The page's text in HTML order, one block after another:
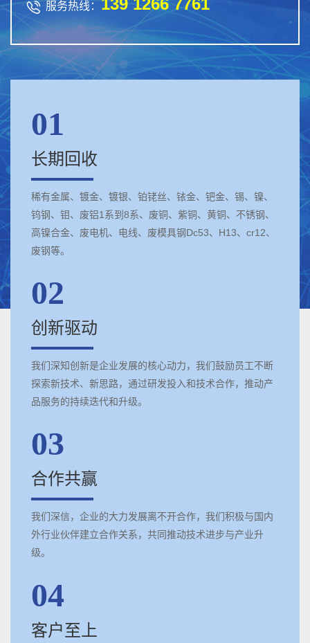
 服务热线：
01
长期回收
稀有金属、镀金、镀银、铂铑丝、铱金、钯金、锡、镍、
钨钢、钼、废铝1系到8系、废铜、紫铜、黄铜、不锈钢、
高镍合金、废电机、电线、废模具钢Dc53、H13、cr12、
废钢等。
02
创新驱动
我们深知创新是企业发展的核心动力，我们鼓励员工不断
探索新技术、新思路，通过研发投入和技术合作，推动产
品服务的持续迭代和升级。
03
合作共赢
我们深信，企业的大力发展离不开合作，我们积极与国内
外行业伙伴建立合作关系，共同推动技术进步与产业升
级。
04
客户至上